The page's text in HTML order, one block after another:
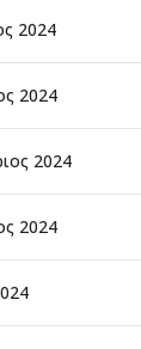
2024
2024
2024
2024